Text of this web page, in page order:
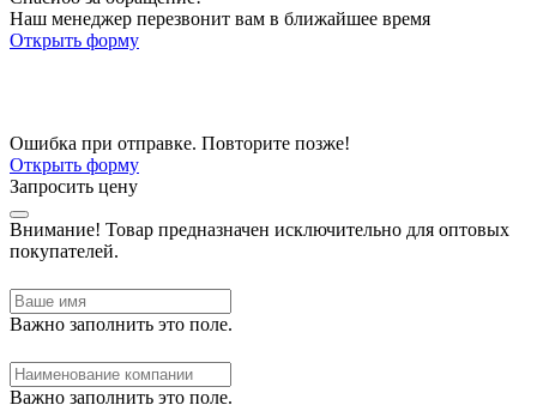
Наш менеджер перезвонит вам в ближайшее время
Открыть форму
Ошибка при отправке. Повторите позже!
Открыть форму
Запросить цену
Внимание! Товар предназначен исключительно для оптовых
покупателей.
Важно заполнить это поле.
Важно заполнить это поле.